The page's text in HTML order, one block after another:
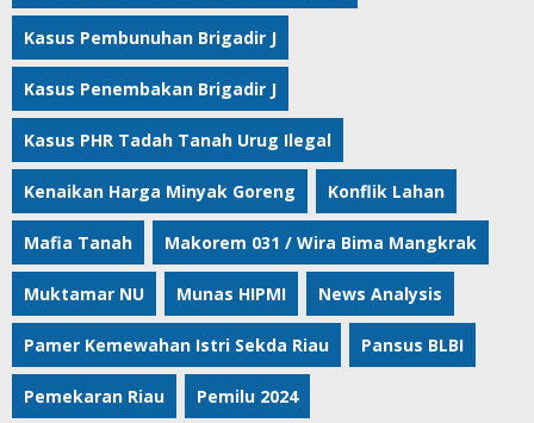
Kasus Pembunuhan Brigadir J
Kasus Penembakan Brigadir J
Kasus PHR Tadah Tanah Urug Ilegal
Kenaikan Harga Minyak Goreng Konflik Lahan
Mafia Tanah Makorem 031 / Wira Bima Mangkrak
Muktamar NU Munas HIPMI News Analysis
Pamer Kemewahan Istri Sekda Riau Pansus BLBI
Pemekaran Riau Pemilu 2024